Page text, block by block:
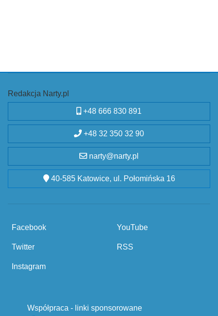
Redakcja Narty.pl
+48 666 830 891
+48 32 350 32 90
narty@narty.pl
40-585 Katowice, ul. Połomińska 16
Facebook
Twitter
Instagram
YouTube
RSS
Współpraca - linki sponsorowane